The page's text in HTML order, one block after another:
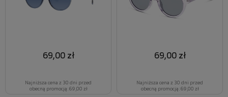
69,00 zł
Najniższa cena z 30 dni przed
obecną promocją: 69,00 zł
69,00 zł
Najniższa cena z 30 dni przed
obecną promocją: 69,00 zł